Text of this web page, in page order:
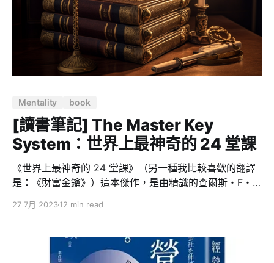
Mentality book
[讀書筆記] The Master Key
System：世界上最神奇的 24 堂課
《世界上最神奇的 24 堂課》（另一種我比較喜歡的翻譯
是：《財富金鑰》）這本傑作，是由精識的查爾斯・F・
念根源於 "吸引力法則"，這種理念堅信人們的思想能夠塑
多次引用了查爾斯．哈尼爾的《世界上最神奇的 24 堂
課》中的精闢見解。
27 7月 202312 min read